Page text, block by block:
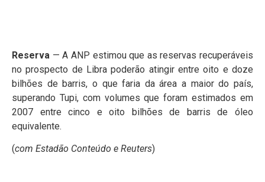
Reserva — A ANP estimou que as reservas recuperáveis
no prospecto de Libra poderão atingir entre oito e doze
bilhões de barris, o que faria da área a maior do país,
superando Tupi, com volumes que foram estimados em
2007 entre cinco e oito bilhões de barris de óleo
equivalente.
(com Estadão Conteúdo e Reuters)